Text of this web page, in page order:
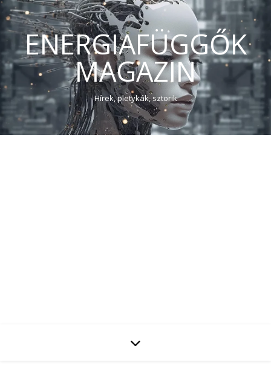
ENERGIAFÜGGŐK
MAGAZIN
Hírek, pletykák, sztorik